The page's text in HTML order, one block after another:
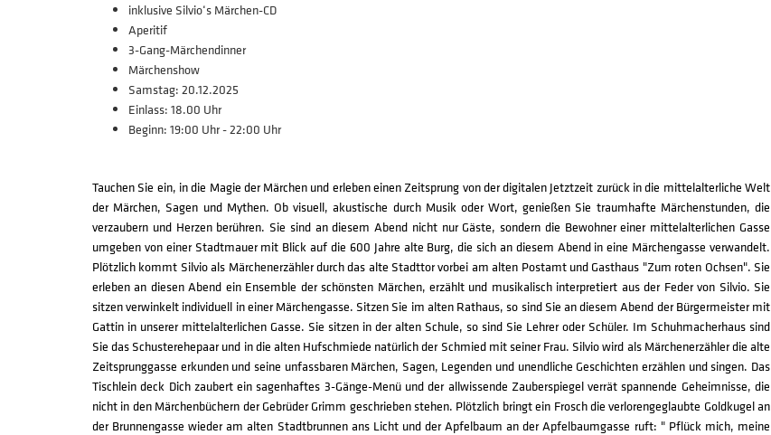
inklusive Silvio‘s Märchen-CD
Aperitif
3-Gang-Märchendinner
Märchenshow
Samstag: 20.12.2025
Einlass: 18.00 Uhr
Beginn: 19:00 Uhr - 22:00 Uhr
Tauchen Sie ein, in die Magie der Märchen und erleben einen Zeitsprung von der digitalen Jetztzeit zurück in die mittelalterliche Welt
der Märchen, Sagen und Mythen. Ob visuell, akustische durch Musik oder Wort, genießen Sie traumhafte Märchenstunden, die
verzaubern und Herzen berühren. Sie sind an diesem Abend nicht nur Gäste, sondern die Bewohner einer mittelalterlichen Gasse
umgeben von einer Stadtmauer mit Blick auf die 600 Jahre alte Burg, die sich an diesem Abend in eine Märchengasse verwandelt.
Plötzlich kommt Silvio als Märchenerzähler durch das alte Stadttor vorbei am alten Postamt und Gasthaus "Zum roten Ochsen". Sie
erleben an diesen Abend ein Ensemble der schönsten Märchen, erzählt und musikalisch interpretiert aus der Feder von Silvio. Sie
sitzen verwinkelt individuell in einer Märchengasse. Sitzen Sie im alten Rathaus, so sind Sie an diesem Abend der Bürgermeister mit
Gattin in unserer mittelalterlichen Gasse. Sie sitzen in der alten Schule, so sind Sie Lehrer oder Schüler. Im Schuhmacherhaus sind
Sie das Schusterehepaar und in die alten Hufschmiede natürlich der Schmied mit seiner Frau. Silvio wird als Märchenerzähler die alte
Zeitsprunggasse erkunden und seine unfassbaren Märchen, Sagen, Legenden und unendliche Geschichten erzählen und singen. Das
Tischlein deck Dich zaubert ein sagenhaftes 3-Gänge-Menü und der allwissende Zauberspiegel verrät spannende Geheimnisse, die
nicht in den Märchenbüchern der Gebrüder Grimm geschrieben stehen. Plötzlich bringt ein Frosch die verlorengeglaubte Goldkugel an
der Brunnengasse wieder am alten Stadtbrunnen ans Licht und der Apfelbaum an der Apfelbaumgasse ruft: " Pflück mich, meine